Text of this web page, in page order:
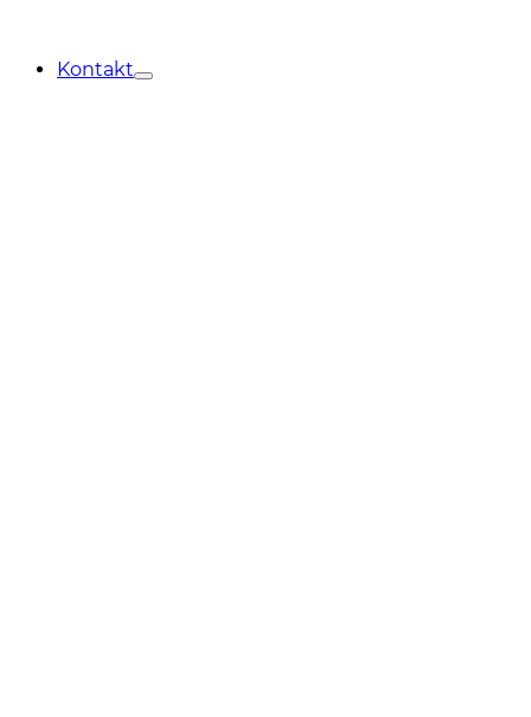
Kontakt